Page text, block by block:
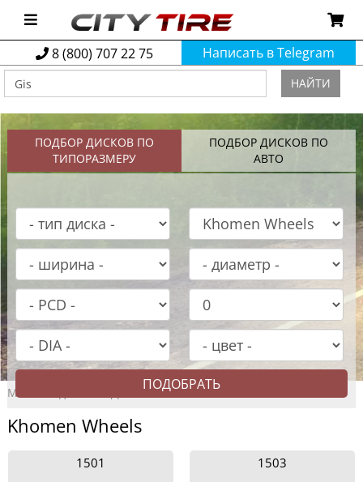
8 (800) 707 22 75 Написать в Telegram
НАЙТИ
ПОДБОР ДИСКОВ ПО
ТИПОРАЗМЕРУ
ПОДБОР ДИСКОВ ПО
АВТО
Магазин дисков Диски Khomen Wheels
Khomen Wheels
1501 1503